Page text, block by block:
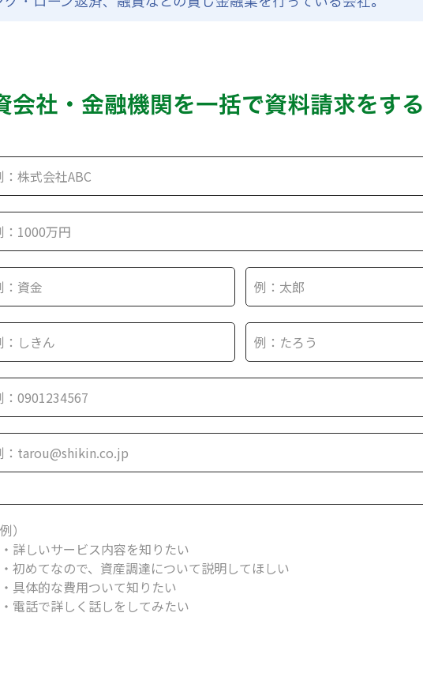
会社・金融機関を一括で資料請求をする